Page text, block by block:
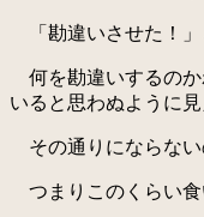
「勘違いさせた！」
何を勘違いするのか
いると思わぬように
その通りにならない
つまりこのくらい食